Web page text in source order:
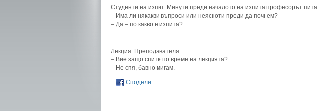
Студенти на изпит. Минути преди началото на изпита професорът пита:
– Има ли някакви въпроси или неясноти преди да почнем?
– Да – по какво е изпита?
————
Лекция. Преподавателя:
– Вие защо спите по време на лекцията?
– Не спя, бавно мигам.
Сподели